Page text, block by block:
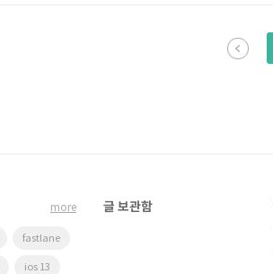
fastlane
ios 13
more 글 보관함